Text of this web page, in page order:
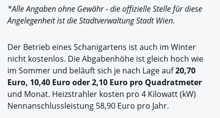
*Alle Angaben ohne Gewähr - die offizielle Stelle für diese
Angelegenheit ist die Stadtverwaltung Stadt Wien.
Der Betrieb eines Schanigartens ist auch im Winter
nicht kostenlos. Die Abgabenhöhe ist gleich hoch wie
im Sommer und beläuft sich je nach Lage auf20,70
Euro, 10,40 Euro oder 2,10 Euro pro Quadratmeter
und Monat. Heizstrahler kosten pro 4 Kilowatt (kW)
Nennanschlussleistung 58,90 Euro pro Jahr.